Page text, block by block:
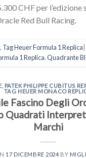
CHF per l’edizione
Red Bull Racing.
, Tag Heuer Formula 1 Replica
1 Replica,Quadrante
, PATEK PHILIPPE CUBITUS
TAG HEUER MONACO
Fascino Degli
Quadrati
Marchi
17 DICEMBRE 2024 BY